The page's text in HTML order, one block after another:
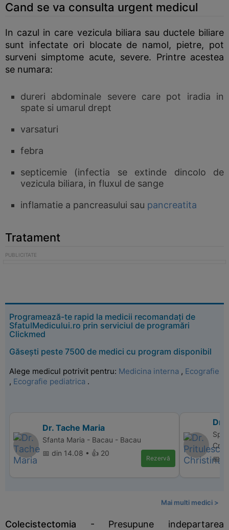
Cand se va consulta urgent medicul
In cazul in care vezicula biliara sau ductele biliare
sunt infectate ori blocate de namol, pietre, pot
surveni simptome acute, severe. Printre acestea
se numara:
dureri abdominale severe care pot iradia in
spate si umarul drept
varsaturi
febra
septicemie (infectia se extinde dincolo de
vezicula biliara, in fluxul de sange
inflamatie a pancreasului sau pancreatita
Tratament
Programează-te rapid la medicii recomandați de
SfatulMedicului.ro prin serviciul de programări
Clickmed
Găsești peste 7500 de medici cu program disponibil
Alege medicul potrivit pentru: Medicina interna , Ecografie
, Ecografie pediatrica .
Dr. Tache Maria
Sfanta Maria - Bacau - Bacau
📅 din 14.08 • 👍 20
Rezervă
Dr.
📅
Mai multi medici >
Colecistectomia - Presupune indepartarea